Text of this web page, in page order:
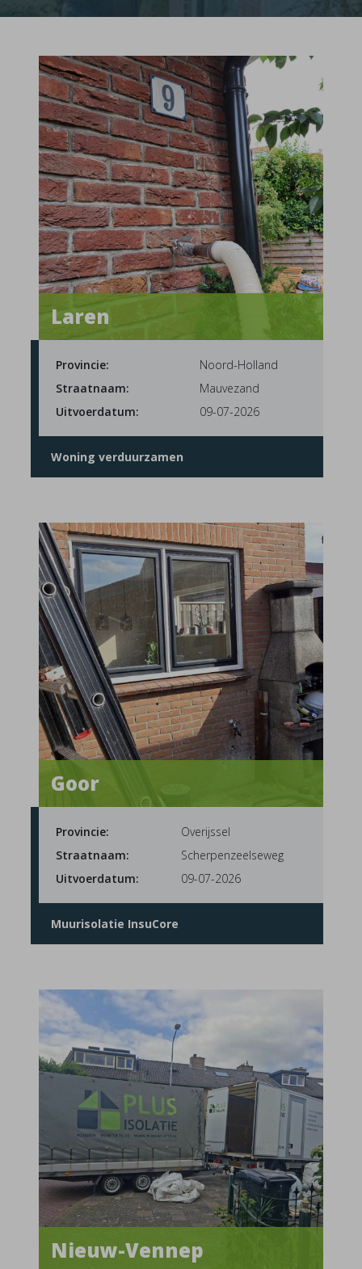
Laren
Provincie:
Noord-Holland
Straatnaam:
Mauvezand
Uitvoerdatum:
09-07-2026
Woning verduurzamen
Goor
Provincie:
Overijssel
Straatnaam:
Scherpenzeelseweg
Uitvoerdatum:
09-07-2026
Muurisolatie InsuCore
Nieuw-Vennep